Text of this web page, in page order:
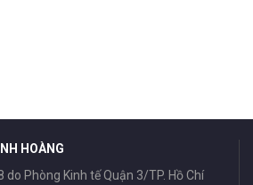
HOÀNG
do Phòng Kinh tế Quận 3/TP. Hồ Chí